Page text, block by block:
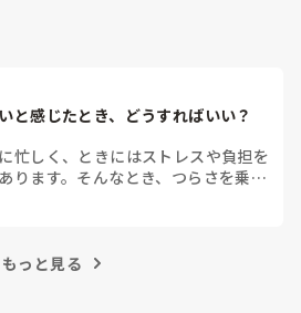
と感じたとき、どうすればいい？
忙しく、ときにはストレスや負担を
ります。そんなとき、つらさを乗り
もっと見る